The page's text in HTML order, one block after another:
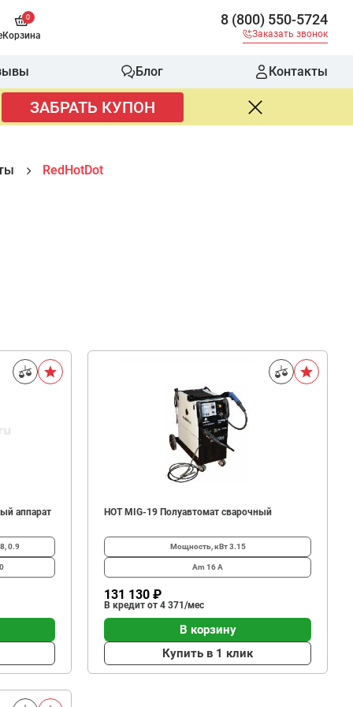
0
Корзина
8 (800) 550-5724
Заказать звонок
Блог Контакты
ЗАБРАТЬ КУПОН
RedHotDot
аппарат
0.9
HOT MIG-19 Полуавтомат сварочный
Мощность, кВт3.15
Am 16 А
131 130 ₽
В кредит от 4 371/мес
В корзину
Купить в 1 клик